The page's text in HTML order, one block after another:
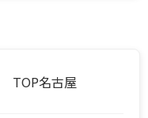
TOP名古屋